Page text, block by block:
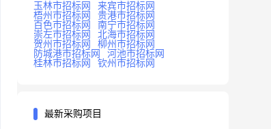
玉林市招标网
来宾市招标网
梧州市招标网
贵港市招标网
百色市招标网
南宁市招标网
崇左市招标网
北海市招标网
贺州市招标网
柳州市招标网
防城港市招标网
河池市招标网
桂林市招标网
钦州市招标网
最新采购项目